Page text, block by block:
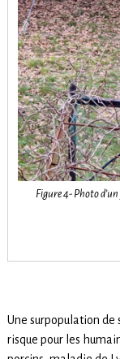
Figure 4- Photo d’un
Une surpopulation
risque pour les